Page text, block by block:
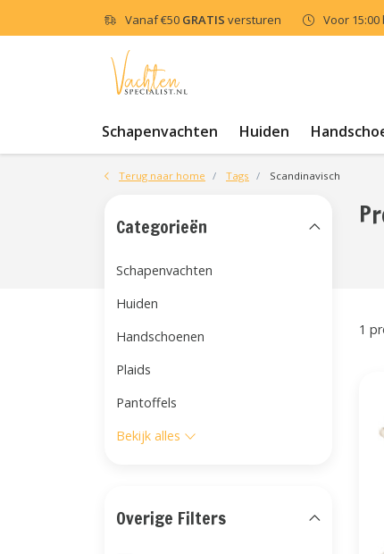
Vanaf€50 GRATIS versturen Voor
Schapenvachten Huiden
Terug naar home Tags Scandinavisch
1
Categorieën
Schapenvachten
Huiden
Handschoenen
Plaids
Pantoffels
Bekijk alles
Overige Filters